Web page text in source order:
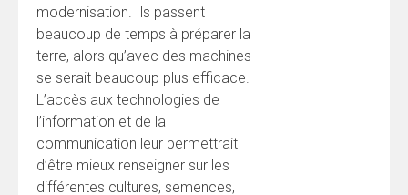
modernisation. Ils passent
beaucoup de temps à préparer la
terre, alors qu’avec des machines
se serait beaucoup plus efficace.
L’accès aux technologies de
l’information et de la
communication leur permettrait
d’être mieux renseigner sur les
différentes cultures, semences,